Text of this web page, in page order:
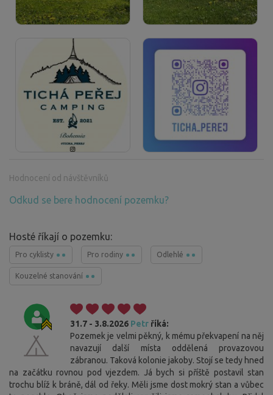
Hodnocení od návštěvníků
Odkud se bere hodnocení pozemku?
Hosté říkají o pozemku:
Pro cyklisty Pro rodiny Odlehlé
Kouzelné stanování
31.7 - 3.8.2026 Petr říká:
Pozemek je velmi pěkný, k mému překvapení na něj
navazují další místa oddělená provazovou
zábranou. Taková kolonie jakoby. Stojí se tedy hned
na začátku rovnou pod vjezdem. Já bych si příště postavil stan
trochu blíž k bráně, dál od řeky. Měli jsme dost mokrý stan a vůbec